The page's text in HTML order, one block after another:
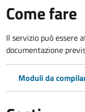
Come fare
Il servizio può essere
documentazione
Moduli da